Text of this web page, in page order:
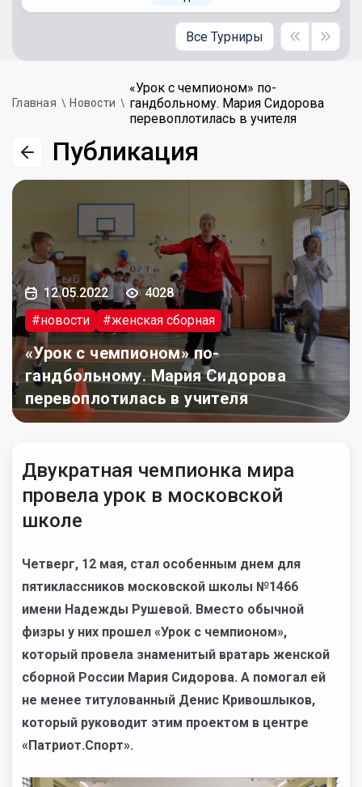
Все Турниры
Главная Новости
«Урок с чемпионом» по-
гандбольному. Мария Сидорова
перевоплотилась в учителя
Публикация
12.05.2022
4028
#новости
#женская сборная
«Урок с чемпионом» по-
гандбольному. Мария Сидорова
перевоплотилась в учителя
Двукратная чемпионка мира
провела урок в московской
школе
Четверг, 12 мая, стал особенным днем для
пятиклассников московской школы №1466
имени Надежды Рушевой. Вместо обычной
физры у них прошел «Урок с чемпионом»,
который провела знаменитый вратарь женской
сборной России Мария Сидорова. А помогал ей
не менее титулованный Денис Кривошлыков,
который руководит этим проектом в центре
«Патриот.Спорт».